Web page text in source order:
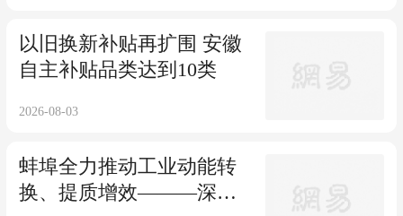
以旧换新补贴再扩围 安徽
自主补贴品类达到10类
2026-08-03
蚌埠全力推动工业动能转
换、提质增效———深耕